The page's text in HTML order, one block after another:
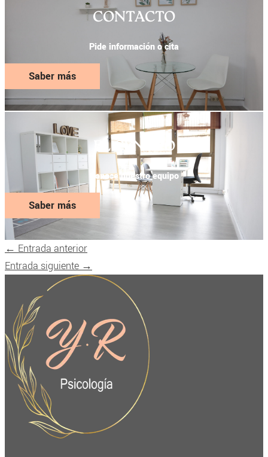
CONTACTO
Pide información o cita
Saber más
EL CENTRO
Conoce nuestro equipo
Saber más
← Entrada anterior
Entrada siguiente →